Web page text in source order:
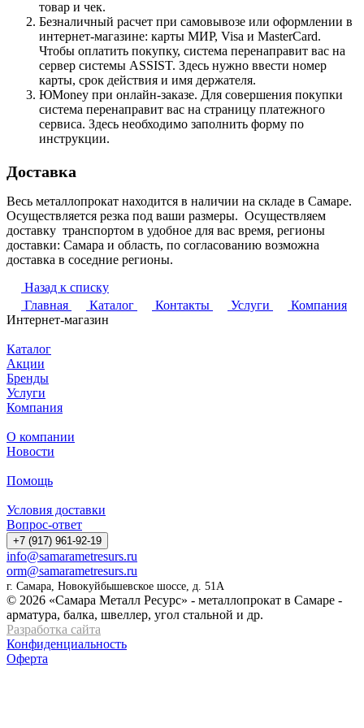
товар и чек.
Безналичный расчет при самовывозе или оформлении в
интернет-магазине: карты МИР, Visa и MasterCard.
Чтобы оплатить покупку, система перенаправит вас на
сервер системы ASSIST. Здесь нужно ввести номер
карты, срок действия и имя держателя.
ЮMoney при онлайн-заказе. Для совершения покупки
система перенаправит вас на страницу платежного
сервиса. Здесь необходимо заполнить форму по
инструкции.
Доставка
Весь металлопрокат находится в наличии на складе в Самаре.
Осуществляется резка под ваши размеры. Осуществляем
доставку транспортом в удобное для вас время, регионы
доставки: Самара и область, по согласованию возможна
доставка в соседние регионы.
Назад к списку
Главная
Каталог Контакты Услуги
Компания
Интернет-магазин
Каталог
Акции
Бренды
Услуги
Компания
О компании
Новости
Помощь
Условия доставки
Вопрос-ответ
+7 (917) 961-92-19
info@samarametresurs.ru
orm@samarametresurs.ru
г. Самара, Новокуйбышевское шоссе, д. 51А
© 2026 «Самара Металл Ресурс» - металлопрокат в Самаре -
арматура, балка, швеллер, угол стальной и др.
Разработка сайта
Конфиденциальность
Оферта